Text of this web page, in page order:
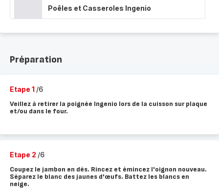
Poêles et Casseroles Ingenio
Préparation
Etape 1 /6
Veillez à retirer la poignée Ingenio lors de la cuisson sur plaque
et/ou dans le four.
Etape 2 /6
Coupez le jambon en dés. Rincez et émincez l'oignon nouveau.
Séparez le blanc des jaunes d'œufs. Battez les blancs en
neige.